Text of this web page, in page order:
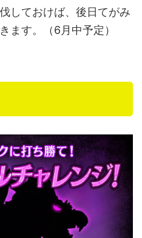
しておけば、後日てがみ
ます。（6月中予定）